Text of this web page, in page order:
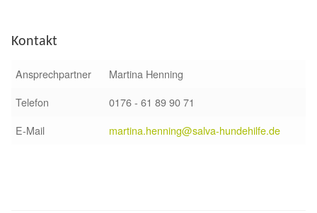
Leishmaniose
Qualzucht bei Hunden
Kontakt
Ansprechpartner
Martina Henning
Telefon
0176 - 61 89 90 71
E-Mail
martina.henning@salva-hundehilfe.de